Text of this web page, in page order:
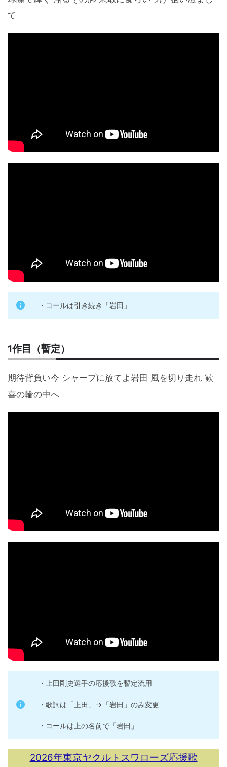
て
・コールは引き続き「岩田」
1作目（暫定）
期待背負い今 シャープに放てよ岩田 風を切り走れ 歓
喜の輪の中へ
・上田剛史選手の応援歌を暫定流用
・歌詞は「上田」→「岩田」のみ変更
・コールは上の名前で「岩田」
2026年東京ヤクルトスワローズ応援歌